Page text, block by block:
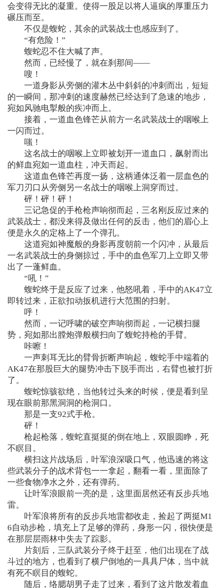
会变得无比的凝重。使得一股足以将人逼疯的厚重压力
碾压而至。
不仅是蝮蛇，其余的武装战士也感应到了。
“有危险！”
蝮蛇忍不住大喊了声。
然而，已经慢了，就在刹那间——
嗖！
一道身影从旁侧的灌木丛中斜斜的冲刺而出，短短
的一瞬间，那冲刺的速度赫然已经达到了急速的地步，
宛如风驰电掣般的疾冲而上。
接着，一道血色锋芒从前方一名武装战士的咽喉上
一闪而过。
嗤！
这名战士的咽喉上立即被划开一道血口，飙射而出
的鲜血宛如一道血柱，冲天而起。
这道血色锋芒再度一扬，这柄通体泛着一层血色的
军刀刃口从旁侧另一名战士的咽喉上洞穿而过。
砰！砰！砰！
三记急促的手枪枪声响彻而起，三名刚反应过来的
武装战士，都没来得及做出任何的反击，他们的眉心上
便是永久的定格上了一个弹孔。
这道宛如神魔般的身影再度朝前一个闪冲，从最后
一名武装战士的身侧掠过，手中的血色军刀上立即又带
出了一蓬鲜血。
“吼！”
蝮蛇终于是反应了过来，他怒吼着，手中的AK47立
即转过来，正欲扣动扳机进行大范围的扫射。
呼！
然而，一记呼啸的破空声响彻而起，一记横扫腿
势，宛如那出膛炮弹般横扫向了蝮蛇持枪的手臂。
咔嚓！
一声刺耳无比的臂骨折断声响起，蝮蛇手中端着的
AK47在那股巨大的腿势冲击下脱手而出，右臂也被打折
了。
蝮蛇惊骇欲绝，当他转过头来的时候，便是看到呈
现在眼前那黑洞洞的枪洞口。
那是一支92式手枪。
砰！
枪起枪落，蝮蛇直挺挺的倒在地上，双眼圆睁，死
不瞑目。
横扫这片战场后，叶军浪深吸口气，他迅速的将这
些武装分子的战术背包一一拿起，翻看一看，里面除了
一些食物净水之外，还有弹药。
让叶军浪眼前一亮的是，这里面居然还有反步兵地
雷。
叶军浪将所有的反步兵地雷都收走，捡起了两挺M1
6自动步枪，填充上了足够的弹药，身形一闪，很快便是
在那层层雨林中失去了踪影。
片刻后，三队武装分子终于赶至，他们出现在了战
斗过的地方，也看到了横尸倒地的一具具尸体，当中就
有死不瞑目的蝮蛇。
随后，络腮胡男子走了过来，看到了这片散发着血